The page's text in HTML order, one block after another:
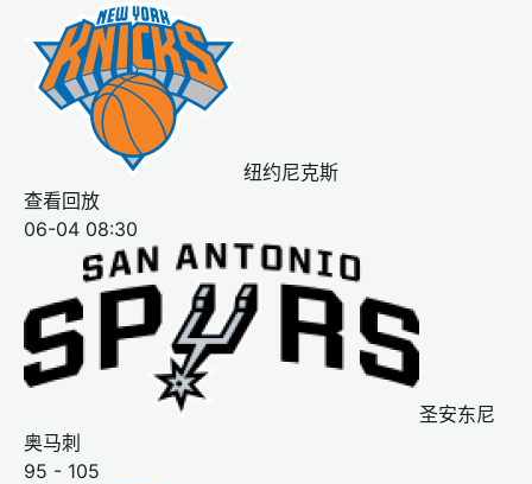
纽约尼克斯
查看回放
06-04 08:30
圣安东尼
奥马刺
95 - 105